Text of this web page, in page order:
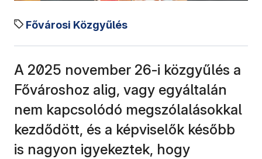
Fővárosi Közgyűlés
A 2025 november 26-i közgyűlés a
Fővároshoz alig, vagy egyáltalán
nem kapcsolódó megszólalásokkal
kezdődött, és a képviselők később
is nagyon igyekeztek, hogy